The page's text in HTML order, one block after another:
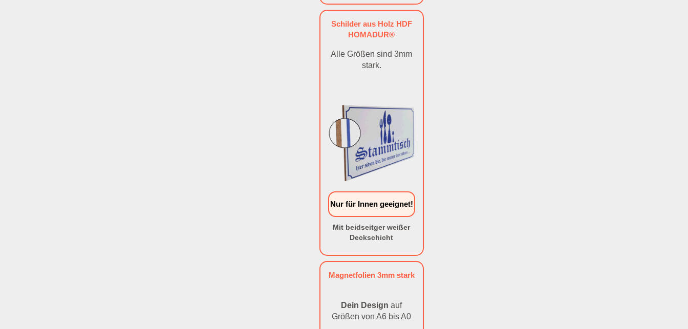
Schilder aus Holz HDF
HOMADUR®
Alle Größen sind 3mm
stark.
Nur für Innen geeignet!
Mit beidseitger weißer
Deckschicht
Magnetfolien 3mm stark
Dein Design auf
Größen von A6 bis A0